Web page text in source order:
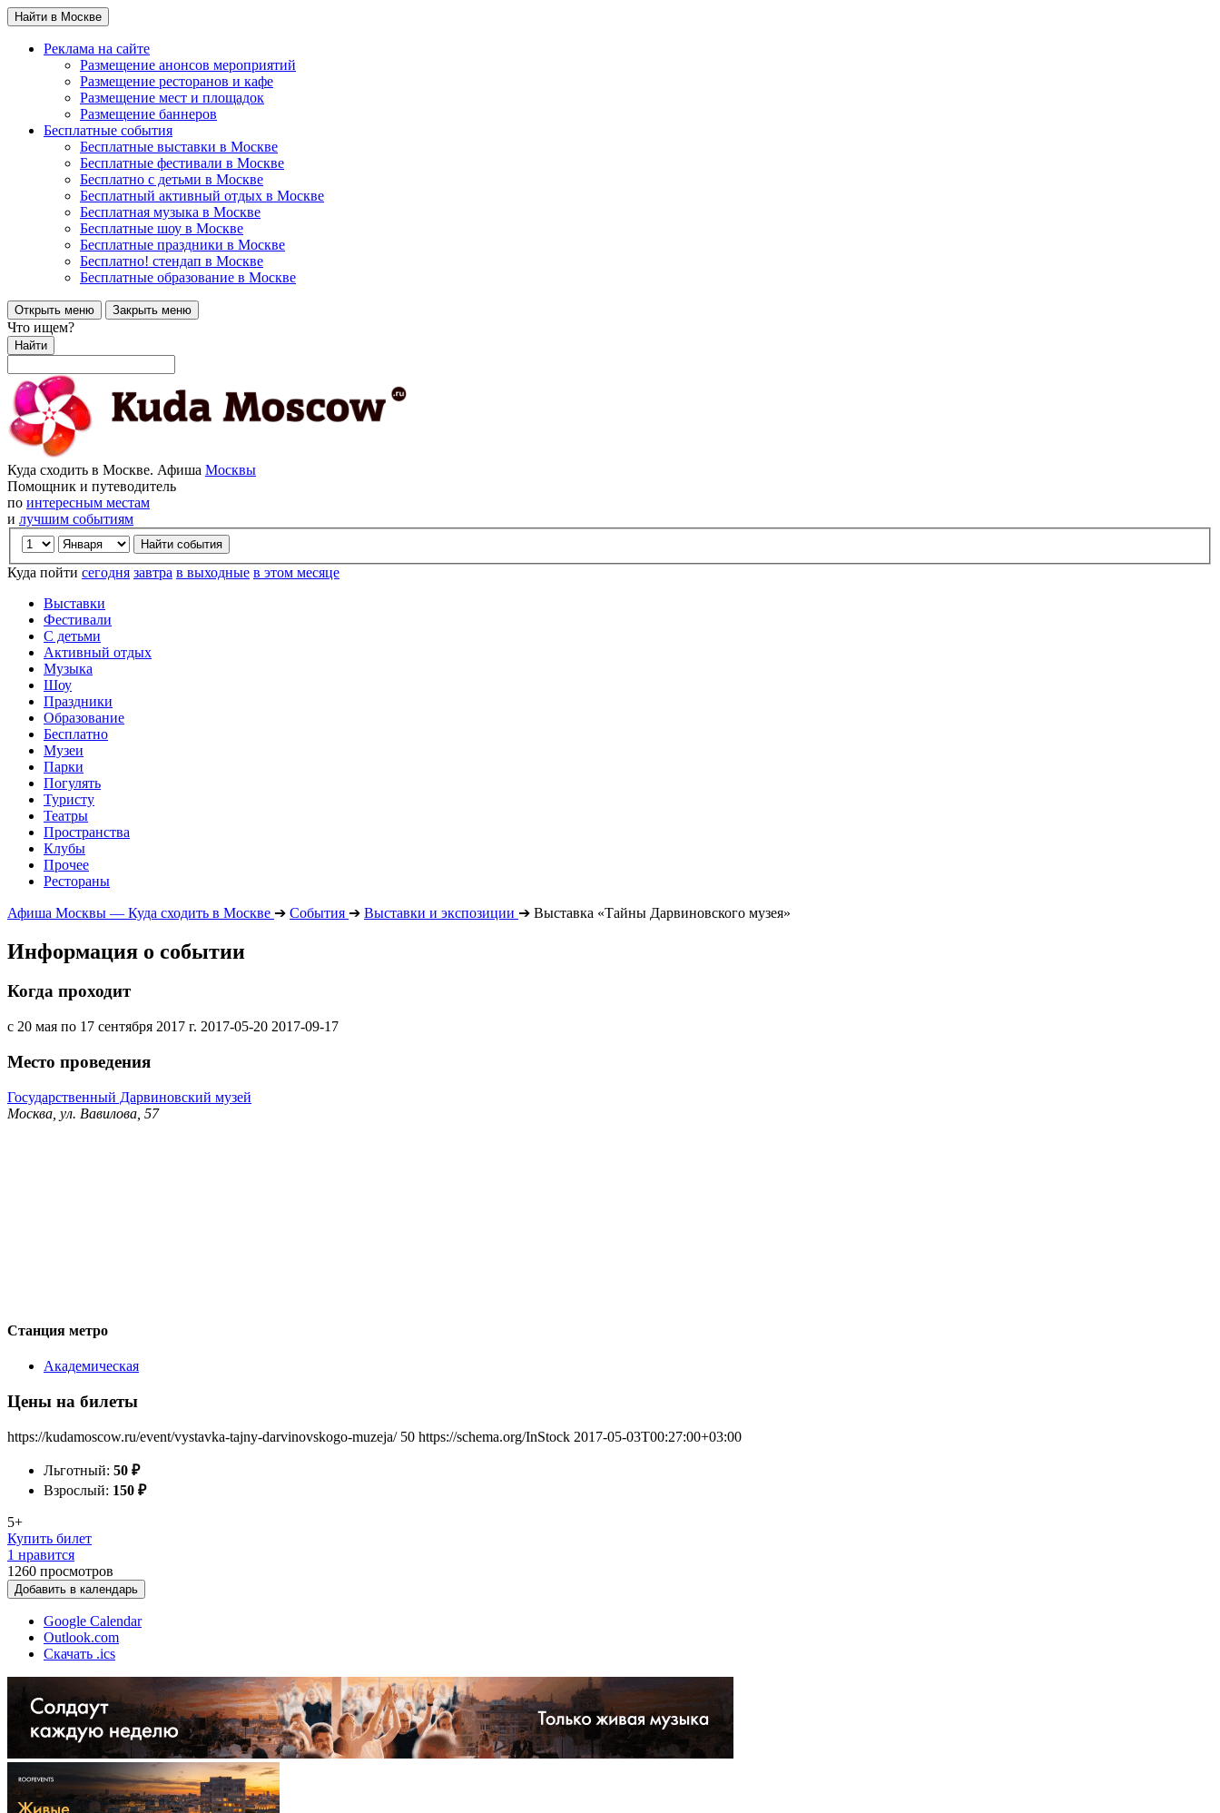
Найти в Москве
Реклама на сайте
Размещение анонсов мероприятий
Размещение ресторанов и кафе
Размещение мест и площадок
Размещение баннеров
Бесплатные события
Бесплатные выставки в Москве
Бесплатные фестивали в Москве
Бесплатно с детьми в Москве
Бесплатный активный отдых в Москве
Бесплатная музыка в Москве
Бесплатные шоу в Москве
Бесплатные праздники в Москве
Бесплатно! стендап в Москве
Бесплатные образование в Москве
Открыть меню Закрыть меню
Что ищем?
Найти
Куда сходить в Москве. Афиша Москвы
Помощник и путеводитель
по интересным местам
и лучшим событиям
Куда пойти сегодня завтра в выходные в этом месяце
Выставки
Фестивали
С детьми
Активный отдых
Музыка
Шоу
Праздники
Образование
Бесплатно
Музеи
Парки
Погулять
Туристу
Театры
Пространства
Клубы
Прочее
Рестораны
Афиша Москвы — Куда сходить в Москве ➔ События ➔ Выставки и экспозиции ➔ Выставка «Тайны Дарвиновского музея»
Информация о событии
Когда проходит
с 20 мая по 17 сентября 2017 г. 2017-05-20 2017-09-17
Место проведения
Государственный Дарвиновский музей
Москва, ул. Вавилова, 57
Станция метро
Академическая
Цены на билеты
https://kudamoscow.ru/event/vystavka-tajny-darvinovskogo-muzeja/ 50 https://schema.org/InStock 2017-05-03T00:27:00+03:00
Льготный: 50 ₽
Взрослый: 150 ₽
5+
Купить билет
1 нравится
1260 просмотров
Добавить в календарь
Google Calendar
Outlook.com
Скачать .ics